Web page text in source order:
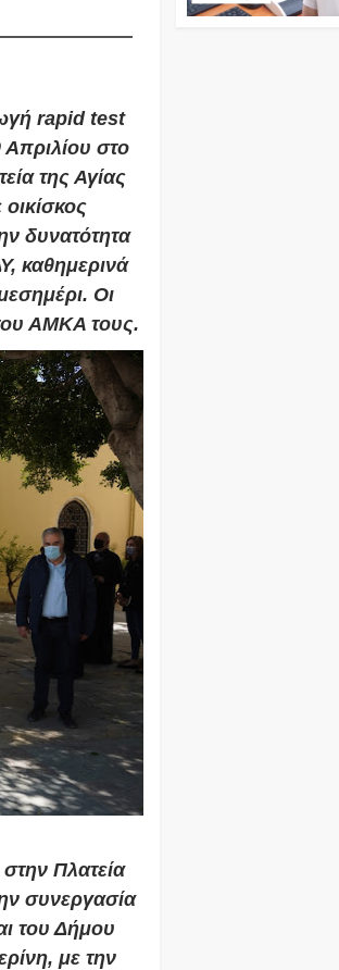
rapid test
Απριλίου στο
της Αγίας
δυνατότητα
καθημερινά
Οι
ΑΜΚΑ τους.
στην Πλατεία
συνεργασία
του Δήμου
με την